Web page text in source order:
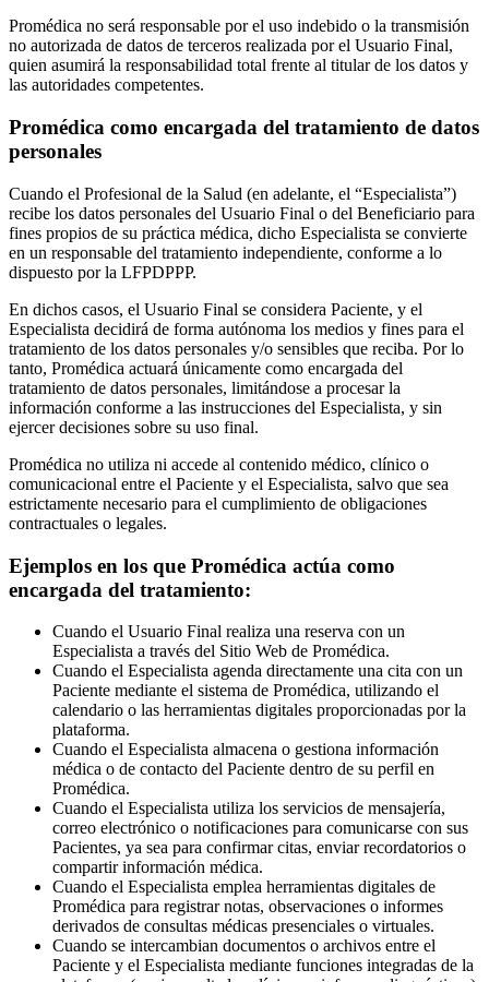
Promédica no será responsable por el uso indebido o la transmisión
no autorizada de datos de terceros realizada por el Usuario Final,
quien asumirá la responsabilidad total frente al titular de los datos y
las autoridades competentes.
Promédica como encargada del tratamiento de datos
personales
Cuando el Profesional de la Salud (en adelante, el “Especialista”)
recibe los datos personales del Usuario Final o del Beneficiario para
fines propios de su práctica médica, dicho Especialista se convierte
en un responsable del tratamiento independiente, conforme a lo
dispuesto por la LFPDPPP.
En dichos casos, el Usuario Final se considera Paciente, y el
Especialista decidirá de forma autónoma los medios y fines para el
tratamiento de los datos personales y/o sensibles que reciba. Por lo
tanto, Promédica actuará únicamente como encargada del
tratamiento de datos personales, limitándose a procesar la
información conforme a las instrucciones del Especialista, y sin
ejercer decisiones sobre su uso final.
Promédica no utiliza ni accede al contenido médico, clínico o
comunicacional entre el Paciente y el Especialista, salvo que sea
estrictamente necesario para el cumplimiento de obligaciones
contractuales o legales.
Ejemplos en los que Promédica actúa como
encargada del tratamiento:
Cuando el Usuario Final realiza una reserva con un
Especialista a través del Sitio Web de Promédica.
Cuando el Especialista agenda directamente una cita con un
Paciente mediante el sistema de Promédica, utilizando el
calendario o las herramientas digitales proporcionadas por la
plataforma.
Cuando el Especialista almacena o gestiona información
médica o de contacto del Paciente dentro de su perfil en
Promédica.
Cuando el Especialista utiliza los servicios de mensajería,
correo electrónico o notificaciones para comunicarse con sus
Pacientes, ya sea para confirmar citas, enviar recordatorios o
compartir información médica.
Cuando el Especialista emplea herramientas digitales de
Promédica para registrar notas, observaciones o informes
derivados de consultas médicas presenciales o virtuales.
Cuando se intercambian documentos o archivos entre el
Paciente y el Especialista mediante funciones integradas de la